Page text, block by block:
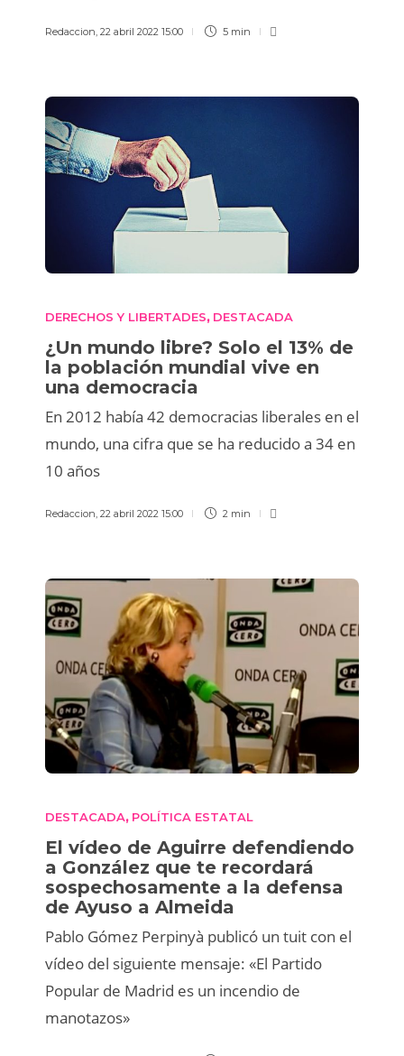
Redaccion, 22 abril 2022 15:00 5 min
DERECHOS Y LIBERTADES, DESTACADA
¿Un mundo libre? Solo el 13% de
la población mundial vive en
una democracia
En 2012 había 42 democracias liberales en el
mundo, una cifra que se ha reducido a 34 en
10 años
Redaccion 22 abril 2022 15:00 2 min
DESTACADA, POLÍTICA ESTATAL
El vídeo de Aguirre defendiendo
a González que te recordará
sospechosamente a la defensa
de Ayuso a Almeida
Pablo Gómez Perpinyà publicó un tuit con el
vídeo del siguiente mensaje: «El Partido
Popular de Madrid es un incendio de
manotazos»